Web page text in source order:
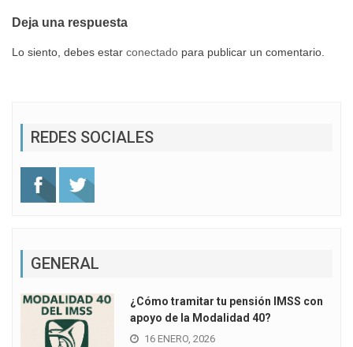
Deja una respuesta
Lo siento, debes estar conectado para publicar un comentario.
REDES SOCIALES
GENERAL
¿Cómo tramitar tu pensión IMSS con
apoyo de la Modalidad 40?
16 ENERO, 2026